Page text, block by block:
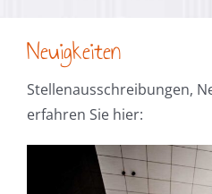
gern
triPlus
Neuigkeiten
Stellenausschreibungen,
erfahren Sie hier: